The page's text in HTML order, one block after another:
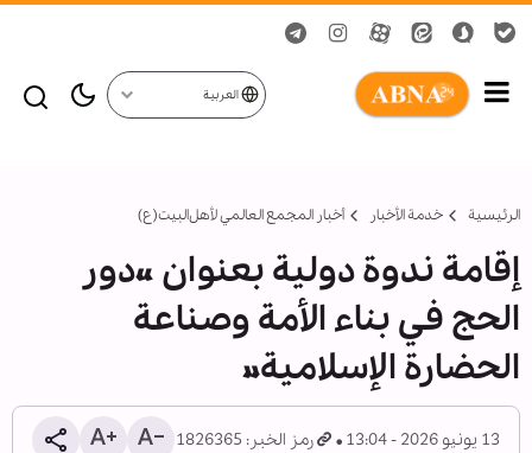
العربية
الرئيسية خدمة الأخبار أخبار المجمع العالمي لأهل‌البيت(ع)
إقامة ندوة دولية بعنوان «دور
الحج في بناء الأمة وصناعة
الحضارة الإسلامية»
13 يونيو 2026 - 13:04 رمز الخبر: 1826365